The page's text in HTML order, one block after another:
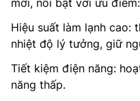
Hiệu suất làm lạnh cao:
nhiệt độ lý tưởng, giữ
Tiết kiệm điện năng:
năng thấp.